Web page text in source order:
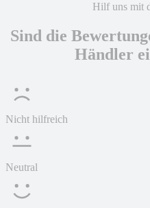
Hilf uns mit
Sind die
Händler
Nicht hilfreich
Neutral